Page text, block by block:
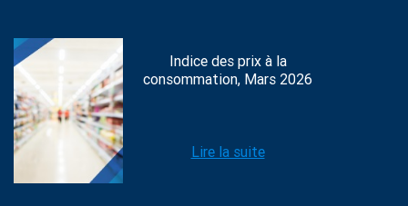
Indice des prix à la
consommation, Mars 2026
Lire la suite